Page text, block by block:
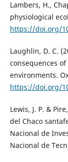
Lambers, H.,
physiological
https://doi.org/
Laughlin, D. C.
consequences
environments.
https://doi.org/
Lewis, J. P. &
del Chaco
Nacional de
Nacional de